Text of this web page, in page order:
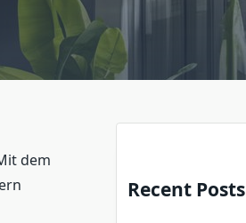
dem
Recent Posts